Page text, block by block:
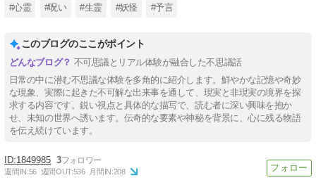
#心霊 #呪い #生霊 #妖怪 #予言
このブログのここがポイント
不可思議とリアル体験が融合した不思議話
日常の中に潜む不思議な体験を多角的に紹介します。鮮やかな記憶や奇妙
な現象、実際に起きた不可解な出来事を通して、現実と非現実の境界を探
求する内容です。鋭い視点と具体的な描写で、読む者に深い興味を抱か
せ、未知の世界へ誘います。伝奇的な要素や神秘を背景に、心に残る物語
を伝え続けています。
1849985 3
週間IN:56 週間OUT:536 月間IN:208